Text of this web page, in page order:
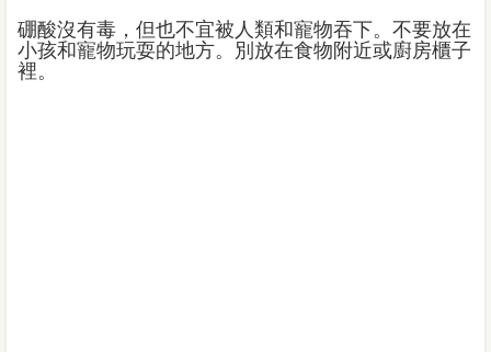
硼酸沒有毒，但也不宜被人類和寵物吞下。不要放在
小孩和寵物玩耍的地方。別放在食物附近或廚房櫃子
裡。